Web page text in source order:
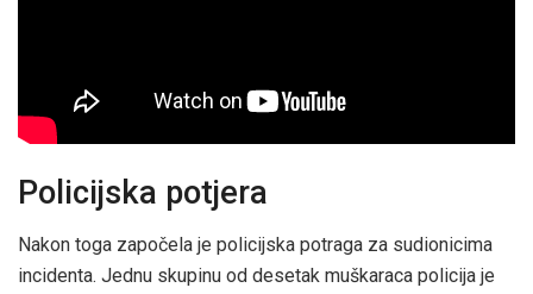
Policijska potjera
Nakon toga započela je policijska potraga za sudionicima
incidenta. Jednu skupinu od desetak muškaraca policija je